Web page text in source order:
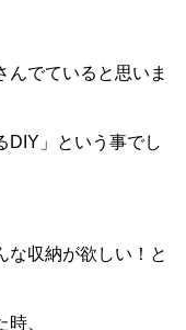
んでていると思いま
DIY」という事でし
な収納が欲しい！と
、